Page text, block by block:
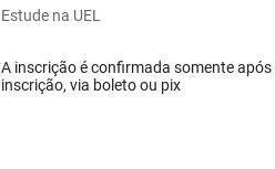
Estude na UEL
A inscrição é confirmada somente
inscrição, via boleto ou pix